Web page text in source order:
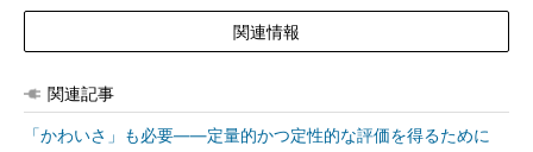
関連情報
関連記事
「かわいさ」も必要――定量的かつ定性的な評価を得るために